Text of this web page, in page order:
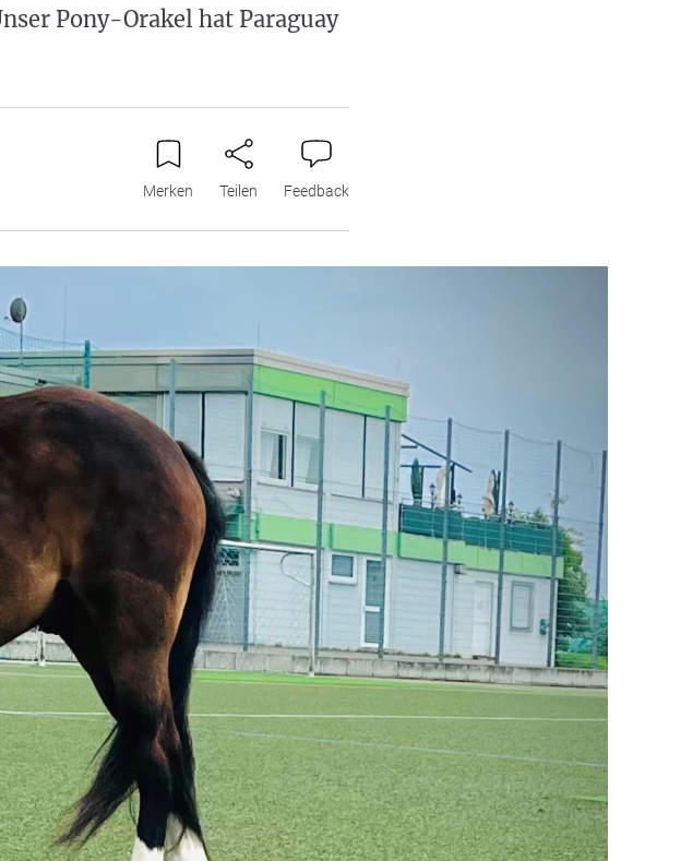
Pony-Orakel hat Paraguay
Merken Teilen Feedback